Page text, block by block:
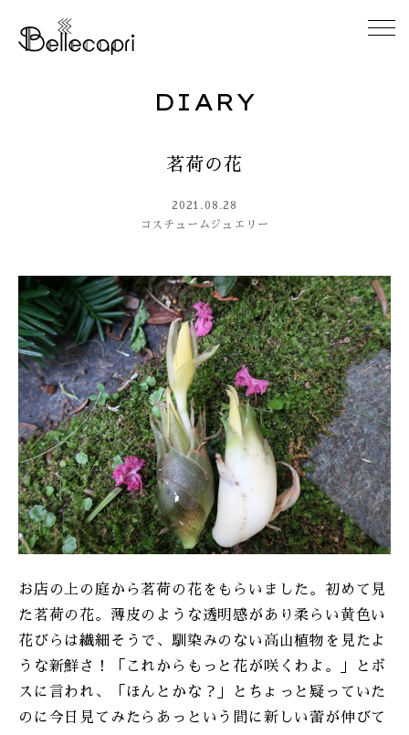
ABOUT
ACCESS
GALLERY
DIARY
CONTACT
ONLINE SHOP
DIARY
茗荷の花
2021.08.28
コスチュームジュエリー
お店の上の庭から茗荷の花をもらいました。初めて見
た茗荷の花。薄皮のような透明感があり柔らい黄色い
花びらは繊細そうで、馴染みのない高山植物を見たよ
うな新鮮さ！「これからもっと花が咲くわよ。」とボ
スに言われ、「ほんとかな？」とちょっと疑っていた
のに今日見てみたらあっという間に新しい蕾が伸びて